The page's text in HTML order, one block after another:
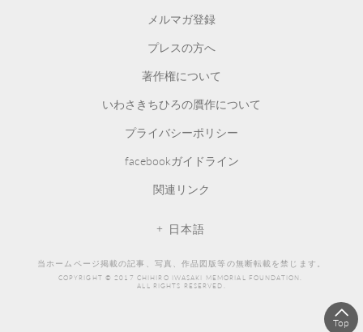
Top
メルマガ登録
プレスの方へ
著作権について
いわさきちひろの贋作について
プライバシーポリシー
facebookガイドライン
関連リンク
日本語
当ホームページ掲載の記事、写真、作品図版等の無断転載を禁じます。
COPYRIGHT © 2017 CHIHIRO IWASAKI MEMORIAL FOUNDATION.
ALL RIGHTS RESERVED.